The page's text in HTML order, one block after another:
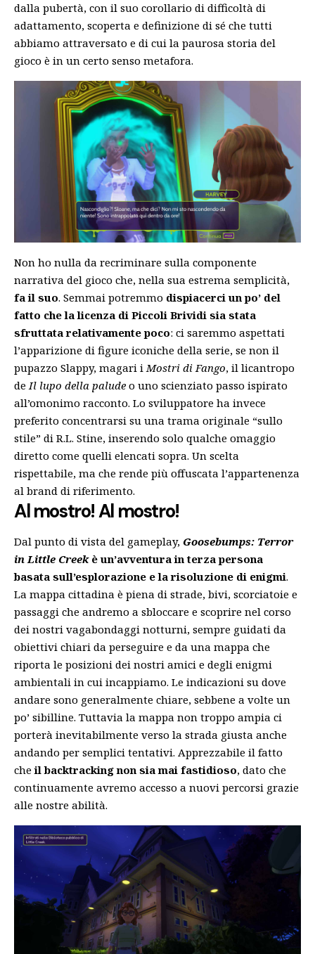
dalla pubertà, con il suo corollario di difficoltà di
adattamento, scoperta e definizione di sé che tutti
abbiamo attraversato e di cui la paurosa storia del
gioco è in un certo senso metafora.
Non ho nulla da recriminare sulla componente
narrativa del gioco che, nella sua estrema semplicità,
fa il suo. Semmai potremmo dispiacerci un po’ del
fatto che la licenza di Piccoli Brividi sia stata
sfruttata relativamente poco: ci saremmo aspettati
l’apparizione di figure iconiche della serie, se non il
pupazzo Slappy, magari i Mostri di Fango, il licantropo
de Il lupo della palude o uno scienziato passo ispirato
all’omonimo racconto. Lo sviluppatore ha invece
preferito concentrarsi su una trama originale “sullo
stile” di R.L. Stine, inserendo solo qualche omaggio
diretto come quelli elencati sopra. Un scelta
rispettabile, ma che rende più offuscata l’appartenenza
al brand di riferimento.
Al mostro! Al mostro!
Dal punto di vista del gameplay, Goosebumps: Terror
in Little Creek è un’avventura in terza persona
basata sull’esplorazione e la risoluzione di enigmi.
La mappa cittadina è piena di strade, bivi, scorciatoie e
passaggi che andremo a sbloccare e scoprire nel corso
dei nostri vagabondaggi notturni, sempre guidati da
obiettivi chiari da perseguire e da una mappa che
riporta le posizioni dei nostri amici e degli enigmi
ambientali in cui incappiamo. Le indicazioni su dove
andare sono generalmente chiare, sebbene a volte un
po’ sibilline. Tuttavia la mappa non troppo ampia ci
porterà inevitabilmente verso la strada giusta anche
andando per semplici tentativi. Apprezzabile il fatto
cheil backtracking non sia mai fastidioso, dato che
continuamente avremo accesso a nuovi percorsi grazie
alle nostre abilità.